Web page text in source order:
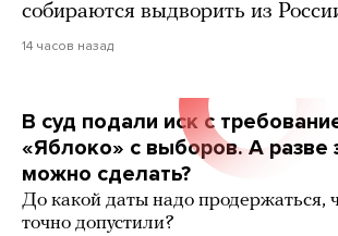
собираются выдворить из
14 часов назад
В суд подали иск с
«Яблоко» с выборов. А разве
можно сделать?
До какой даты надо продержаться,
точно допустили?